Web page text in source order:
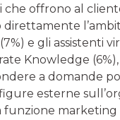
offrono al
e gli assistenti
Knowledge (6%),
a domande
esterne
funzione marketing